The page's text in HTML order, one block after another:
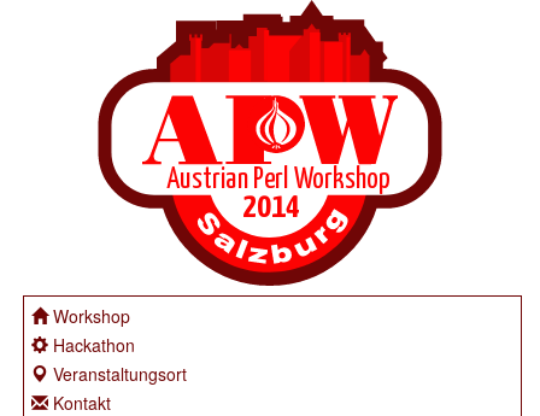
Workshop
Hackathon
Veranstaltungsort
Kontakt